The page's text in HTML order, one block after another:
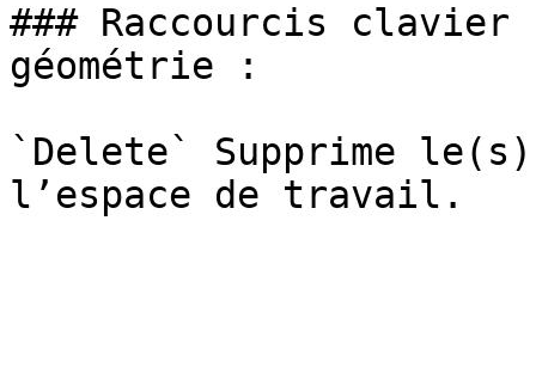
### Raccourcis clavier
géométrie :
`Delete` Supprime